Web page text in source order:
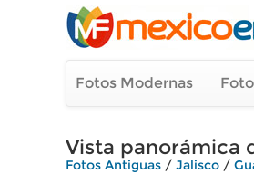
Fotos Modernas
Vista panorámica
Fotos Antiguas / Jalisco /